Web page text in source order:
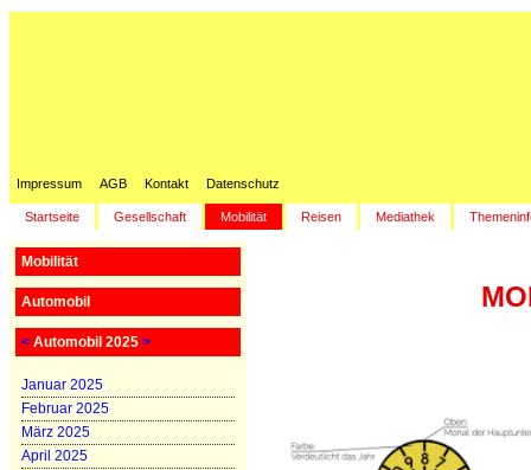
Impressum AGB Kontakt Datenschutz
Startseite Gesellschaft Mobilität Reisen Mediathek
Mobilität
Automobil
< Automobil 2025 >
Januar 2025
Februar 2025
März 2025
April 2025